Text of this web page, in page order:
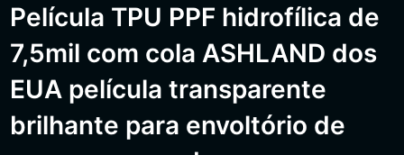
Película TPU PPF hidrofílica de
7,5mil com cola ASHLAND dos
EUA película transparente
brilhante para envoltório de